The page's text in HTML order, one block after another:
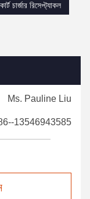
চার্জার রিসেপ্ট্যাকল
Ms. Pauline Liu
13546943585